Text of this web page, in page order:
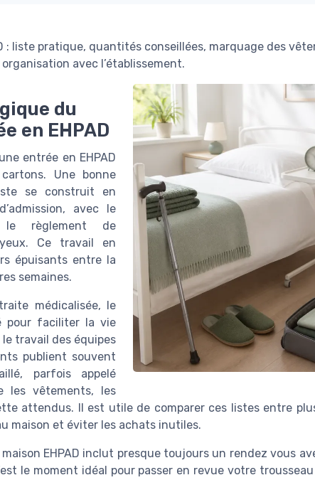
: liste pratique, quantités conseillées, marquage des
avec l’établissement.
du
en EHPAD
entrée en EHPAD
Une bonne
se construit en
avec le
règlement de
Ce travail en
épuisants entre la
semaines.
médicalisée, le
pour faciliter la vie
travail des équipes
publient souvent
parfois appelé
les vêtements, les
attendus. Il est utile de comparer ces listes entre
maison et éviter les achats inutiles.
maison EHPAD inclut presque toujours un rendez vous
le moment idéal pour passer en revue votre